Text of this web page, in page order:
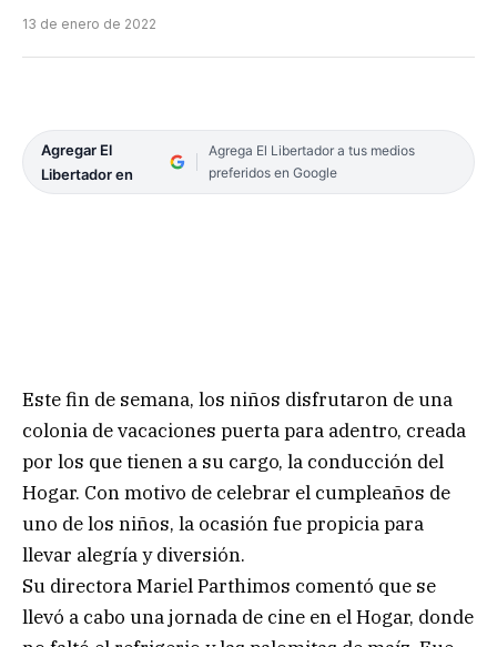
13 de enero de 2022
Agregar El
Libertador en
Agrega El Libertador a tus medios
preferidos en Google
Este fin de semana, los niños disfrutaron de una
colonia de vacaciones puerta para adentro, creada
por los que tienen a su cargo, la conducción del
Hogar. Con motivo de celebrar el cumpleaños de
uno de los niños, la ocasión fue propicia para
llevar alegría y diversión.
Su directora Mariel Parthimos comentó que se
llevó a cabo una jornada de cine en el Hogar, donde